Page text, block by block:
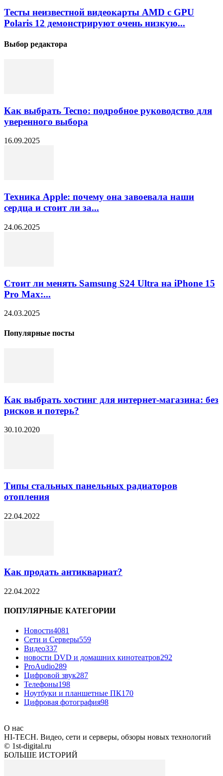
Тесты неизвестной видеокарты AMD с GPU
Polaris 12 демонстрируют очень низкую...
Выбор редактора
Как выбрать Tecno: подробное руководство для
уверенного выбора
16.09.2025
Техника Apple: почему она завоевала наши
сердца и стоит ли за...
24.06.2025
Стоит ли менять Samsung S24 Ultra на iPhone 15
Pro Max:...
24.03.2025
Популярные посты
Как выбрать хостинг для интернет-магазина: без
рисков и потерь?
30.10.2020
Типы стальных панельных радиаторов
отопления
22.04.2022
Как продать антиквариат?
22.04.2022
ПОПУЛЯРНЫЕ КАТЕГОРИИ
Новости4081
Сети и Серверы559
Видео337
новости DVD и домашних кинотеатров292
ProAudio289
Цифровой звук287
Телефоны198
Ноутбуки и планшетные ПК170
Цифровая фотография98
О нас
HI-TECH. Видео, сети и серверы, обзоры новых технологий
© 1st-digital.ru
БОЛЬШЕ ИСТОРИЙ